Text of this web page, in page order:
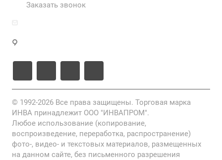
Заказать звонок
© 1992-2026 Все права защищены. Торговая марка
ИНВА принадлежит ООО "ИНВАПРОМ".
Любое использование (копирование,
воспроизведение, переработка, распространение)
фото-, видео- и текстовых материалов, размещенных
на данном сайте, без письменного разрешения